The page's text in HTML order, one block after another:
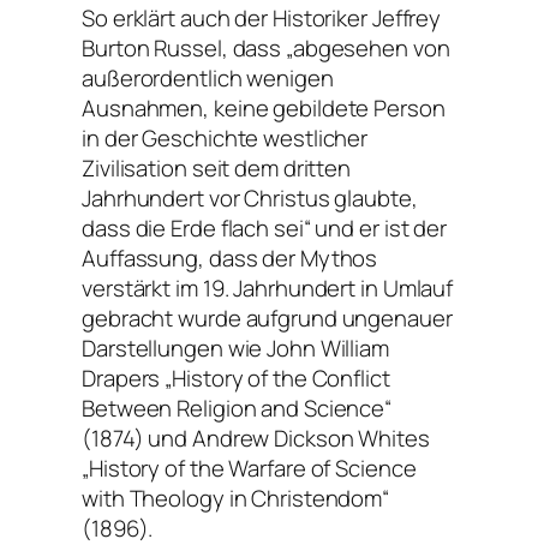
So erklärt auch der Historiker Jeffrey
Burton Russel, dass „abgesehen von
außerordentlich wenigen
Ausnahmen, keine gebildete Person
in der Geschichte westlicher
Zivilisation seit dem dritten
Jahrhundert vor Christus glaubte,
dass die Erde flach sei“ und er ist der
Auffassung, dass der Mythos
verstärkt im 19. Jahrhundert in Umlauf
gebracht wurde aufgrund ungenauer
Darstellungen wie John William
Drapers „History of the Conflict
Between Religion and Science“
(1874) und Andrew Dickson Whites
„History of the Warfare of Science
with Theology in Christendom“
(1896).